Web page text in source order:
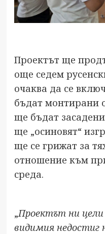
Проектът ще
още седем
очаква да се
бъдат монтирани
ще бъдат
ще „осиновят“
ще се грижат за
отношение към
среда.
„Проектът ни цели
видимия недостиг